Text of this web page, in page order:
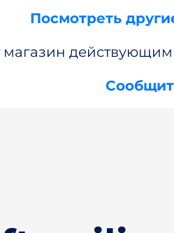
Посмотреть
магазин